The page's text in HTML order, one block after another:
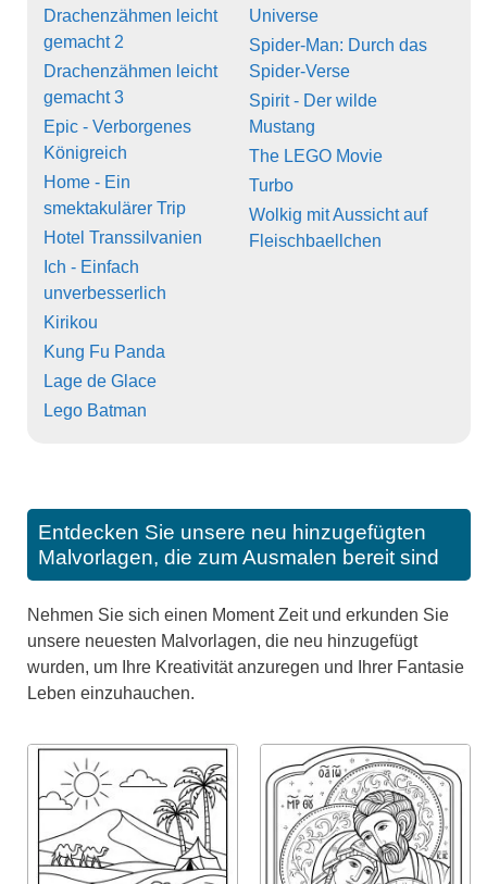
Drachenzähmen leicht
gemacht 2
Drachenzähmen leicht
gemacht 3
Epic - Verborgenes
Königreich
Home - Ein
smektakulärer Trip
Hotel Transsilvanien
Ich - Einfach
unverbesserlich
Kirikou
Kung Fu Panda
Lage de Glace
Lego Batman
Universe
Spider-Man: Durch das
Spider-Verse
Spirit - Der wilde
Mustang
The LEGO Movie
Turbo
Wolkig mit Aussicht auf
Fleischbaellchen
Entdecken Sie unsere neu hinzugefügten
Malvorlagen, die zum Ausmalen bereit sind
Nehmen Sie sich einen Moment Zeit und erkunden Sie
unsere neuesten Malvorlagen, die neu hinzugefügt
wurden, um Ihre Kreativität anzuregen und Ihrer Fantasie
Leben einzuhauchen.